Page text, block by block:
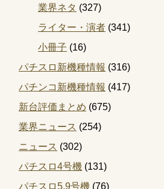
業界ネタ (327)
ライター・演者 (341)
小冊子 (16)
パチスロ新機種情報 (316)
パチンコ新機種情報 (417)
新台評価まとめ (675)
業界ニュース (254)
ニュース (302)
パチスロ4号機 (131)
パチスロ5.9号機 (76)